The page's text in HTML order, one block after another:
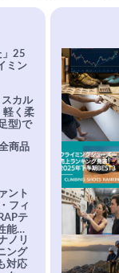
」25
ミン
カル
軽く柔
型)で
商品
ント
フィ
テ
能を
ドに
ノリ
ング
対応